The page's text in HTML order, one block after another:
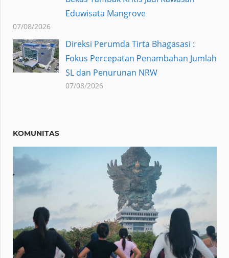
Eduwisata Mangrove
07/08/2026
Direksi Perumda Tirta Bhagasasi :
Fokus Percepatan Penambahan Jumlah
SL dan Penurunan NRW
07/08/2026
KOMUNITAS